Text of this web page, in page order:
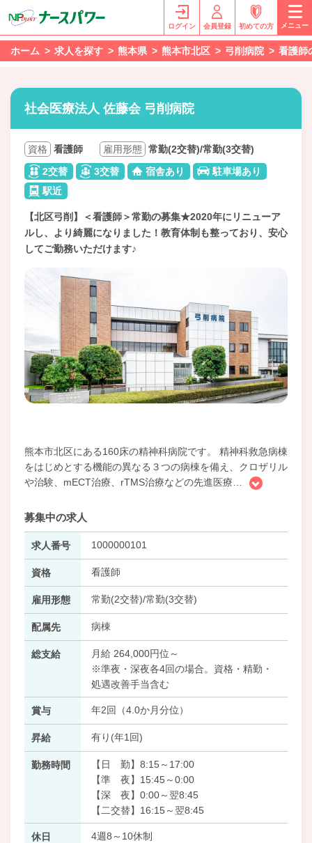
ログイン 会員登録 初めての方 メニュー
ホーム 求人を探す 熊本県 熊本市北区 弓削病院 看護師
社会医療法人 佐藤会 弓削病院
資格 看護師 雇用形態 常勤(2交替)/常勤(3交替)
2交替
3交替 宿舎あり
駐車場あり
駅近
【北区弓削】＜看護師＞常勤の募集★2020年にリニューア
ルし、より綺麗になりました！教育体制も整っており、安心
してご勤務いただけます♪
熊本市北区にある160床の精神科病院です。 精神科救急病棟
をはじめとする機能の異なる３つの病棟を備え、クロザリル
や治験、mECT治療、rTMS治療などの先進医療
募集中の求人
求人番号 1000000101
資格 看護師
雇用形態 常勤(2交替)/常勤(3交替)
配属先 病棟
総支給
月給 264,000円位～
※準夜・深夜各4回の場合。資格・精勤・
処遇改善手当含む
賞与 年2回（4.0か月分位）
昇給 有り(年1回)
勤務時間
【日 勤】8:15～17:00
【準 夜】15:45～0:00
【深 夜】0:00～翌8:45
【二交替】16:15～翌8:45
休日 4週8～10休制